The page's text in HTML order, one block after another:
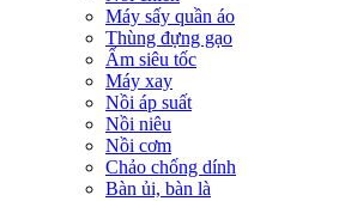
Máy sấy quần áo
Thùng đựng gạo
Ấm siêu tốc
Máy xay
Nồi áp suất
Nồi niêu
Nồi cơm
Chảo chống dính
Bàn ủi, bàn là